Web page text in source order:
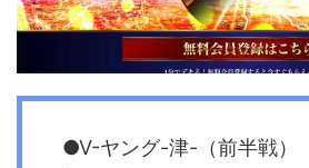
●V-ヤング-津-（前半戦）